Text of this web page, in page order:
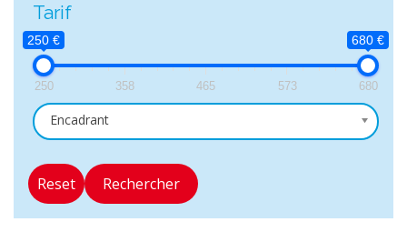
Tarif
250 € 680 €
250 358 465 573 680
Encadrant
Reset Rechercher